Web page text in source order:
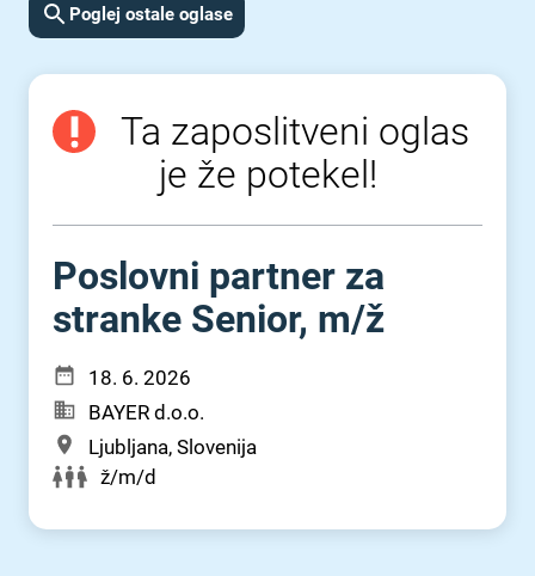
Poglej ostale oglase
Ta zaposlitveni oglas
je že potekel!
Poslovni partner za
stranke Senior, m⁠/⁠ž
18. 6. 2026
BAYER d.o.o.
Ljubljana, Slovenija
ž/m/d